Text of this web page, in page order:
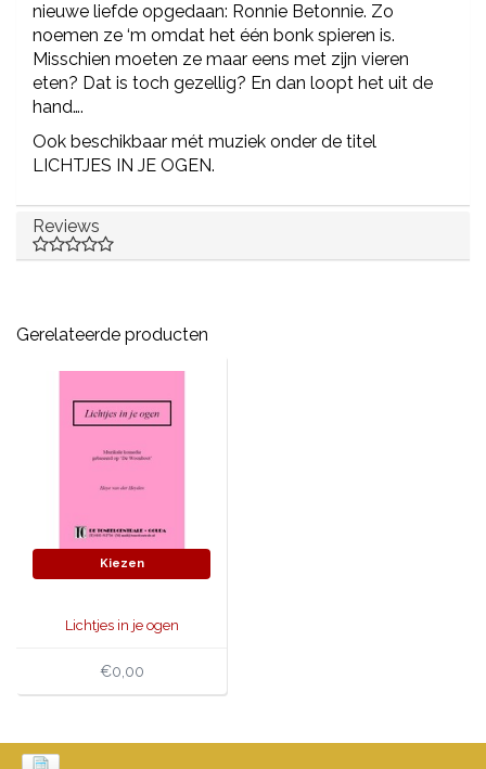
nieuwe liefde opgedaan: Ronnie Betonnie. Zo
noemen ze ‘m omdat het één bonk spieren is.
Misschien moeten ze maar eens met zijn vieren
eten? Dat is toch gezellig? En dan loopt het uit de
hand….
Ook beschikbaar mét muziek onder de titel
LICHTJES IN JE OGEN.
Reviews
Gerelateerde producten
Kiezen
Lichtjes in je ogen
€0,00